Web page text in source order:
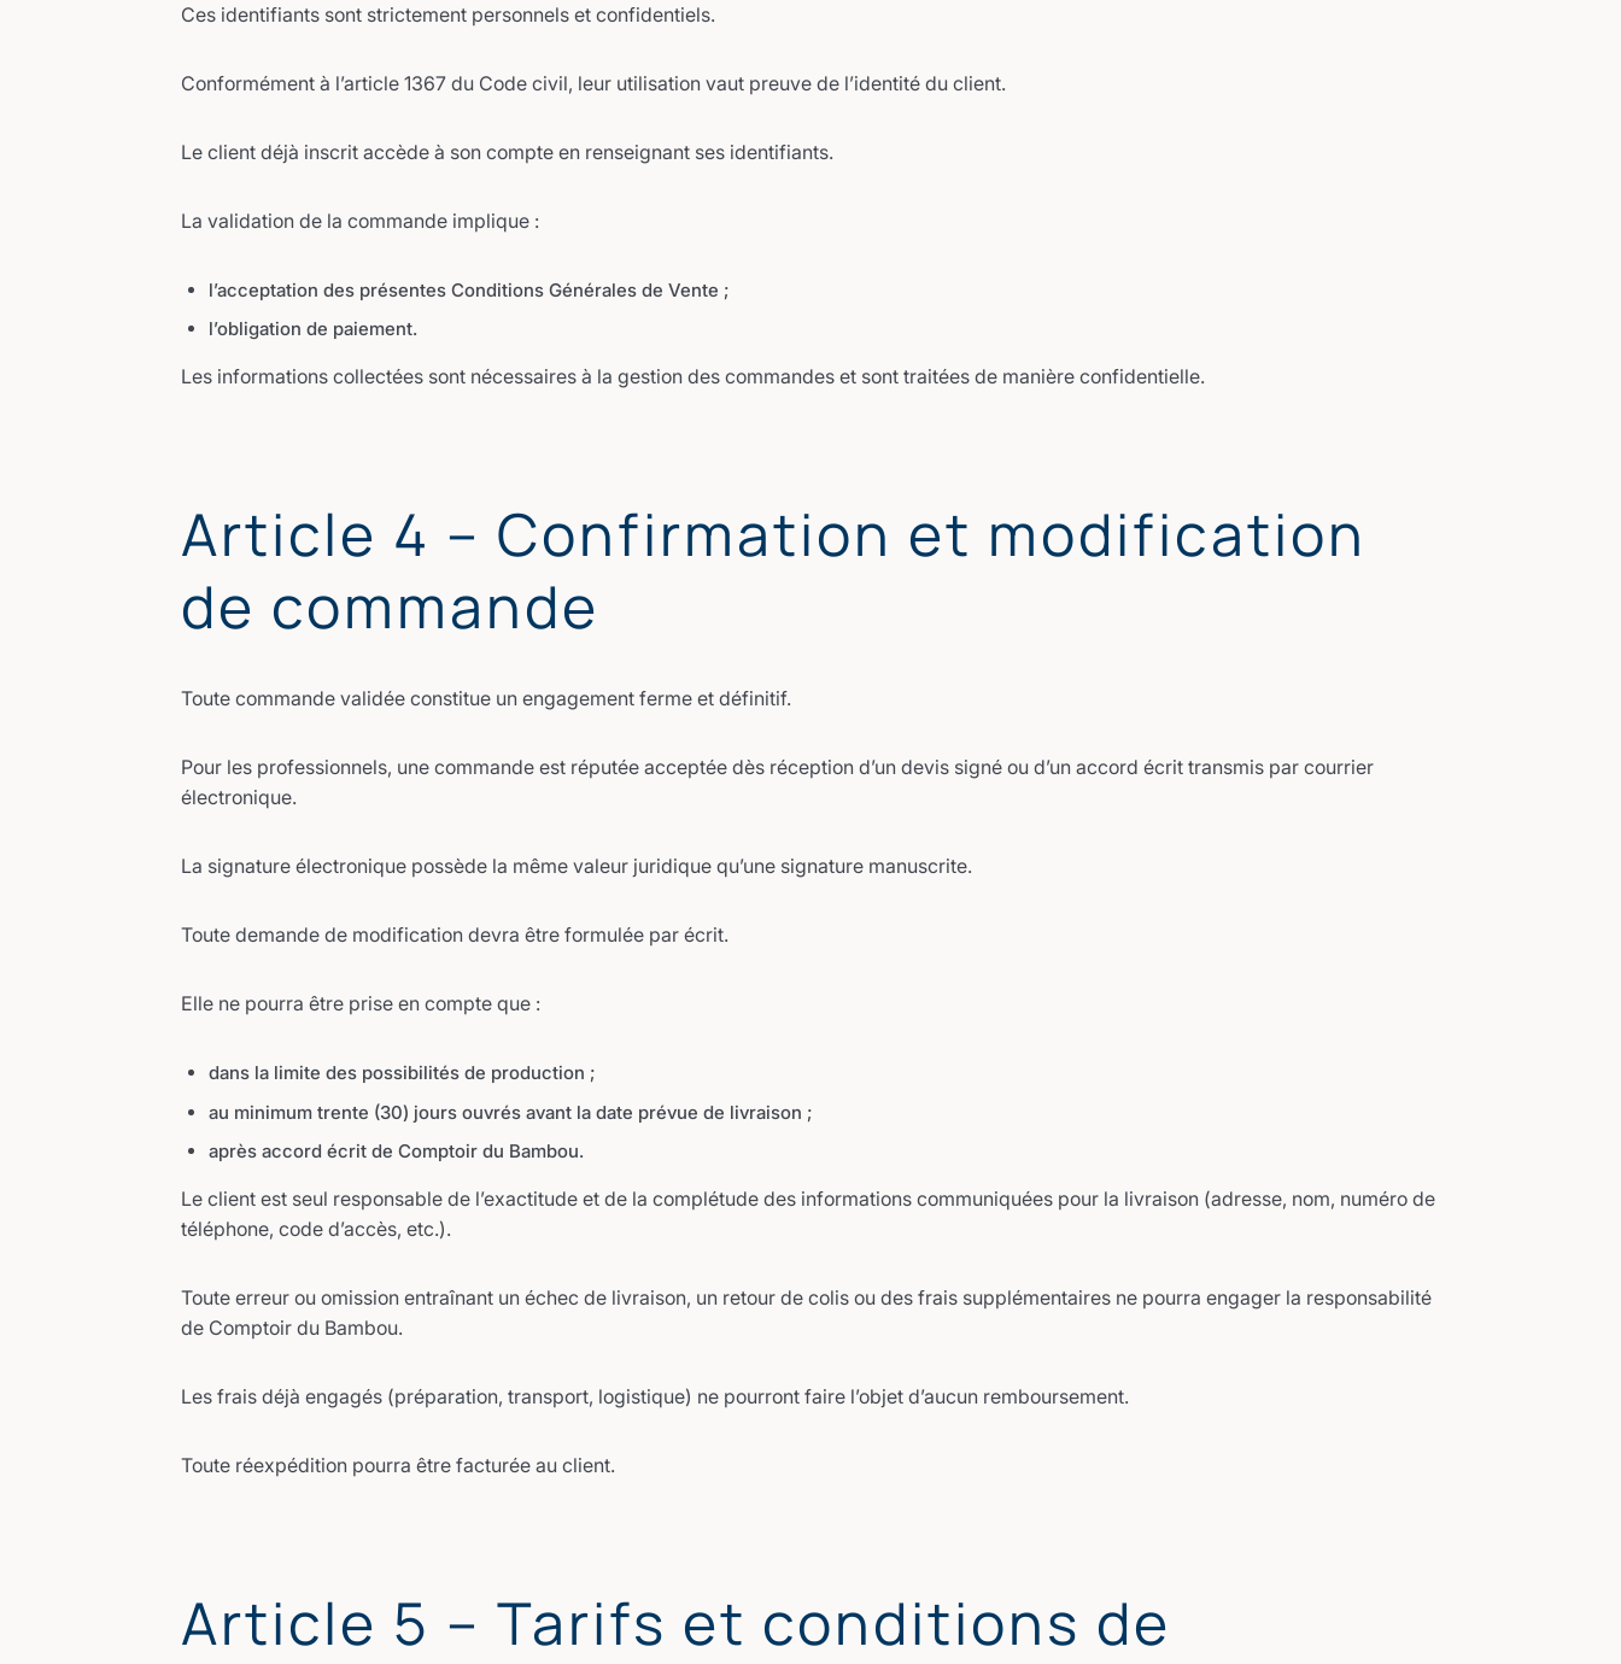
Ces identifiants sont strictement personnels et confidentiels.
Conformément à l’article 1367 du Code civil, leur utilisation vaut preuve de l’identité du client.
Le client déjà inscrit accède à son compte en renseignant ses identifiants.
La validation de la commande implique :
l’acceptation des présentes Conditions Générales de Vente ;
l’obligation de paiement.
Les informations collectées sont nécessaires à la gestion des commandes et sont traitées de manière confidentielle.
Article 4 – Confirmation et modification
de commande
Toute commande validée constitue un engagement ferme et définitif.
Pour les professionnels, une commande est réputée acceptée dès réception d’un devis signé ou d’un accord écrit transmis par courrier
électronique.
La signature électronique possède la même valeur juridique qu’une signature manuscrite.
Toute demande de modification devra être formulée par écrit.
Elle ne pourra être prise en compte que :
dans la limite des possibilités de production ;
au minimum trente (30) jours ouvrés avant la date prévue de livraison ;
après accord écrit de Comptoir du Bambou.
Le client est seul responsable de l’exactitude et de la complétude des informations communiquées pour la livraison (adresse, nom, numéro de
téléphone, code d’accès, etc.).
Toute erreur ou omission entraînant un échec de livraison, un retour de colis ou des frais supplémentaires ne pourra engager la responsabilité
de Comptoir du Bambou.
Les frais déjà engagés (préparation, transport, logistique) ne pourront faire l’objet d’aucun remboursement.
Toute réexpédition pourra être facturée au client.
Article 5 – Tarifs et conditions de